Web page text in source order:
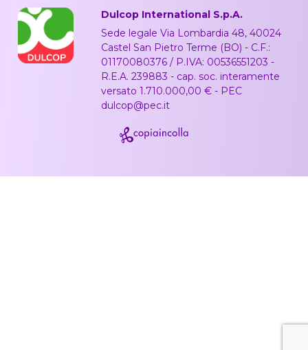
Dulcop International S.p.A.
Sede legale Via Lombardia 48, 40024
Castel San Pietro Terme (BO) - C.F.:
01170080376 / P.IVA: 00536551203 -
R.E.A. 239883 - cap. soc. interamente
versato 1.710.000,00 € - PEC
dulcop@pec.it